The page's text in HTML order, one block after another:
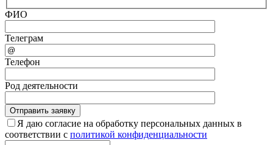
ФИО
Телеграм
Телефон
Род деятельности
Я даю согласие на обработку персональных данных в
соответствии с политикой конфиденциальности